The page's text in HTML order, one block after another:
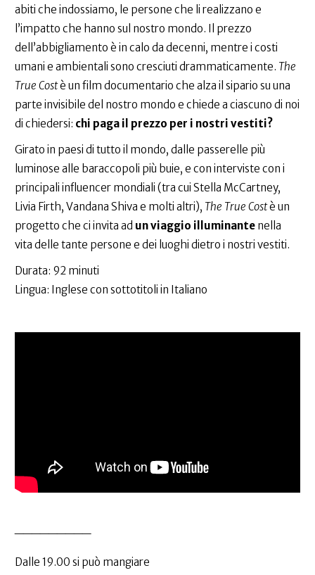
abiti che indossiamo, le persone che li realizzano e
l’impatto che hanno sul nostro mondo. Il prezzo
dell’abbigliamento è in calo da decenni, mentre i costi
umani e ambientali sono cresciuti drammaticamente. The
True Costè un film documentario che alza il sipario su una
parte invisibile del nostro mondo e chiede a ciascuno di noi
di chiedersi: chi paga il prezzo per i nostri vestiti?
Girato in paesi di tutto il mondo, dalle passerelle più
luminose alle baraccopoli più buie, e con interviste con i
principali influencer mondiali (tra cui Stella McCartney,
Livia Firth, Vandana Shiva e molti altri), The True Costè un
progetto che ci invita ad un viaggio illuminante nella
vita delle tante persone e dei luoghi dietro i nostri vestiti.
Durata: 92 minuti
Lingua: Inglese con sottotitoli in Italiano
Dalle 19.00 si può mangiare